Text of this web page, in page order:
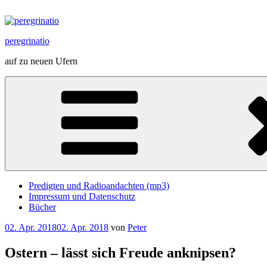
Inhalt
peregrinatio
auf zu neuen Ufern
Predigten und Radioandachten (mp3)
Impressum und Datenschutz
Bücher
Veröffentlicht
02. Apr. 201802. Apr. 2018 von Peter
Ostern – lässt sich Freude anknipsen?